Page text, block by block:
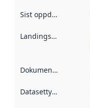
Sist oppdatert
Landingsside
Dokumentasjon
Datasettype